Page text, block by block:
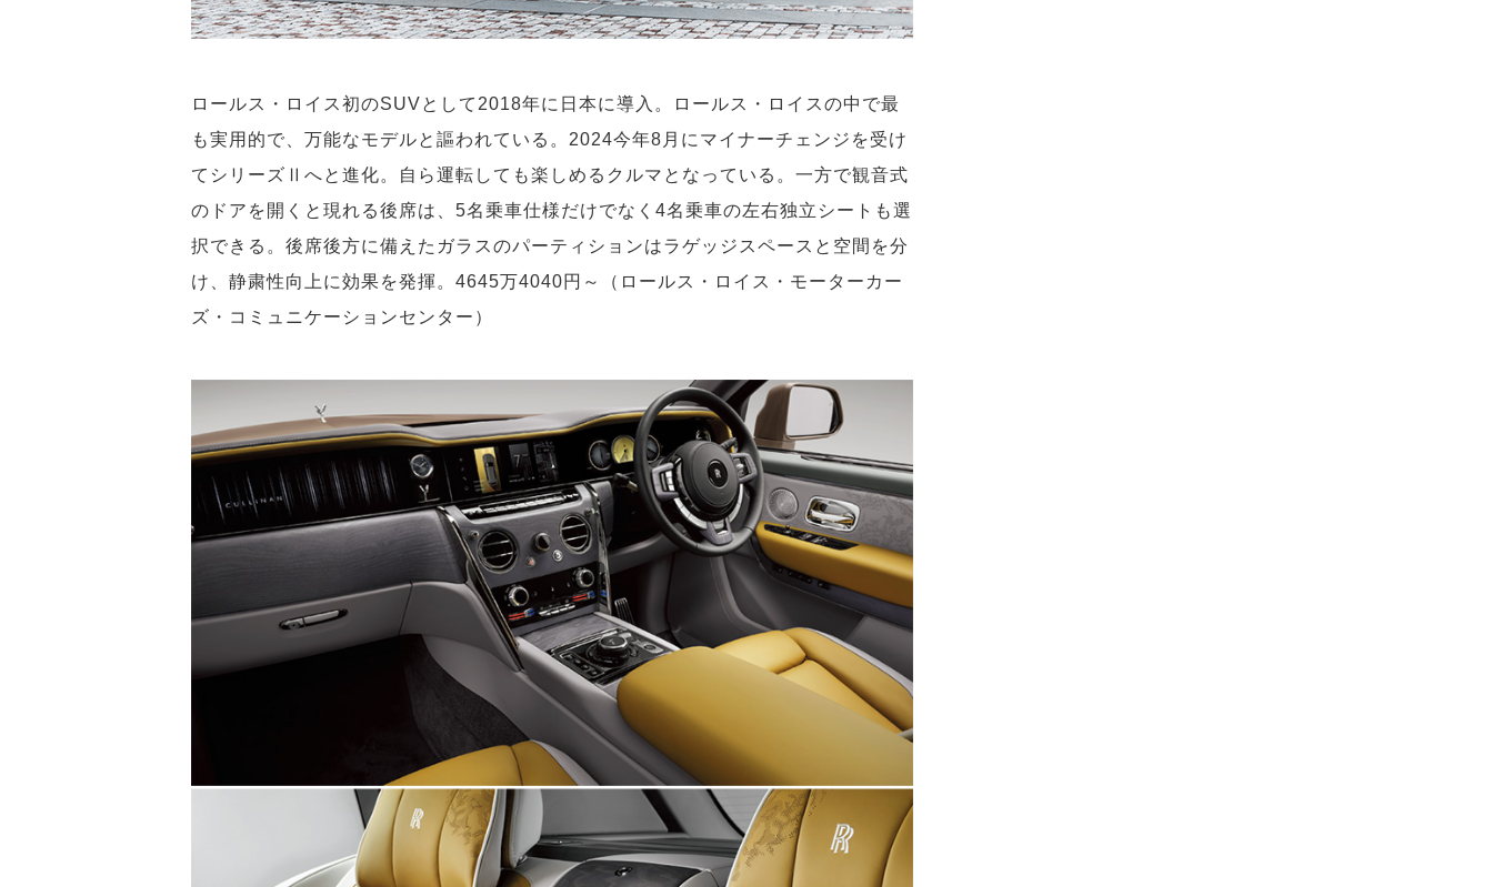
ロールス・ロイス初のSUVとして2018年に日本に導入。ロールス・ロイスの中で最
も実用的で、万能なモデルと謳われている。2024今年8月にマイナーチェンジを受け
てシリーズⅡへと進化。自ら運転しても楽しめるクルマとなっている。一方で観音式
のドアを開くと現れる後席は、5名乗車仕様だけでなく4名乗車の左右独立シートも選
択できる。後席後方に備えたガラスのパーティションはラゲッジスペースと空間を分
け、静粛性向上に効果を発揮。4645万4040円～（ロールス・ロイス・モーターカー
ズ・コミュニケーションセンター）